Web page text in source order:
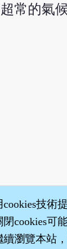
常的氣
技術
cookies可
續瀏覽本站